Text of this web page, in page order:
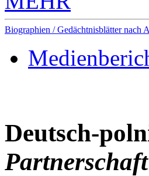
Biographien / Gedächtnisblätter nach
Deutsch-